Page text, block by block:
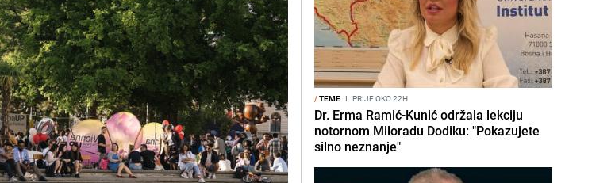
/TEME I PRIJE OKO 22H
Dr. Erma Ramić-Kunić održala lekciju
notornom Miloradu Dodiku: "Pokazujete
silno neznanje"